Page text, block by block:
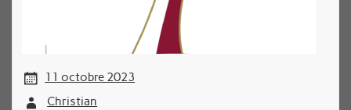
11 octobre 2023
Christian